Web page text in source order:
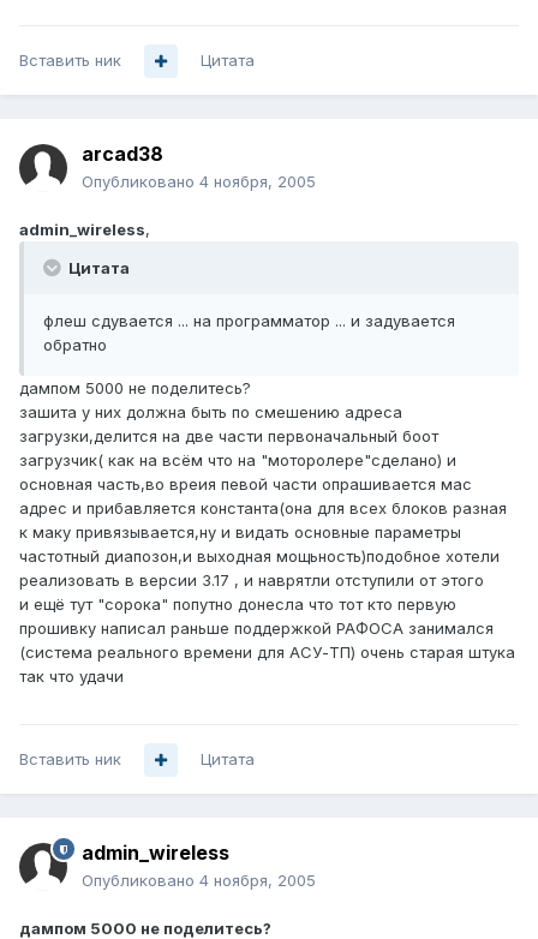
Вставить ник Цитата
arcad38
Опубликовано 4 ноября, 2005
admin_wireless,
Цитата
флеш сдувается ... на программатор ... и задувается
обратно
дампом 5000 не поделитесь?
зашита у них должна быть по смешению адреса
загрузки,делится на две части первоначальный боот
загрузчик( как на всём что на "моторолере"сделано) и
основная часть,во вреия певой части опрашивается мас
адрес и прибавляется константа(она для всех блоков разная
к маку привязывается,ну и видать основные параметры
частотный диапозон,и выходная мощьность)подобное хотели
реализовать в версии 3.17 , и наврятли отступили от этого
и ещё тут "сорока" попутно донесла что тот кто первую
прошивку написал раньше поддержкой РАФОСА занимался
(система реального времени для АСУ-ТП) очень старая штука
так что удачи
Вставить ник Цитата
admin_wireless
Опубликовано 4 ноября, 2005
дампом 5000 не поделитесь?